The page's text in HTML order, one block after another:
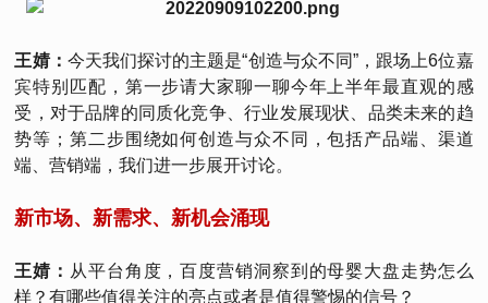
王婧： 今天我们探讨的主题是“创造与众不同”，跟场上6位嘉
宾特别匹配，第一步请大家聊一聊今年上半年最直观的感
受，对于品牌的同质化竞争、行业发展现状、品类未来的趋
势等；第二步围绕如何创造与众不同，包括产品端、渠道
端、营销端，我们进一步展开讨论。
新市场、新需求、新机会涌现
王婧： 从平台角度，百度营销洞察到的母婴大盘走势怎么
样？有哪些值得关注的亮点或者是值得警惕的信号？